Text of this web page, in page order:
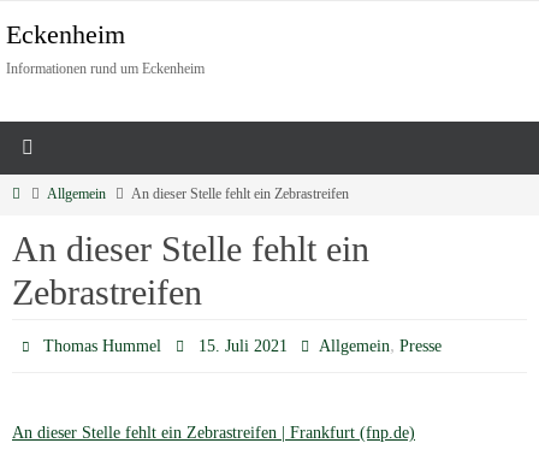
Eckenheim
Informationen rund um Eckenheim
Allgemein An dieser Stelle fehlt ein Zebrastreifen
An dieser Stelle fehlt ein
Zebrastreifen
Thomas Hummel 15. Juli 2021 Allgemein, Presse
An dieser Stelle fehlt ein Zebrastreifen | Frankfurt (fnp.de)